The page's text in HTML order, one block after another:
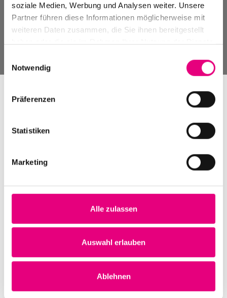
soziale Medien, Werbung und Analysen weiter. Unsere
Partner führen diese Informationen möglicherweise mit
weiteren Daten zusammen, die Sie ihnen bereitgestellt
Notwendig
Präferenzen
Statistiken
Marketing
Alle zulassen
Auswahl erlauben
Ablehnen
Events Archive
Past events, festivals, and venues
Nightmares on Wax
Learn more